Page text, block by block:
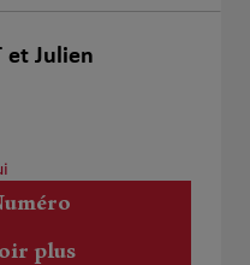
et Julien
plus